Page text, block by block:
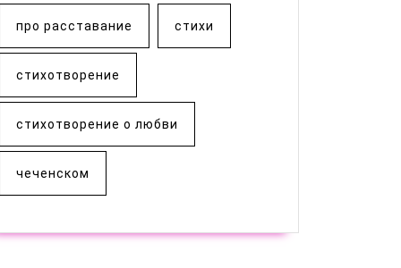
про расставание стихи
стихотворение
стихотворение о любви
чеченском